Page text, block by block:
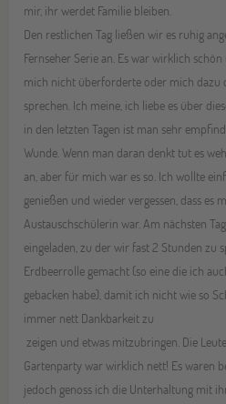
mir, ihr werdet Familie bleiben.
Den restlichen Tag ließen wir es ruhig
Fernseher Serie an. Es war wirklich
mich nicht überforderte oder mich dazu
sprechen. Ich meine, ich liebe es über
in den letzten Tagen ist man sehr
Wunde. Wenn man daran denkt tut es
an, aber für mich war es so. Ich wollte
genießen und wieder vergessen, dass es
Austauschschülerin war. Am nächsten
eingeladen, zu der wir fast 2 Stunden zu
Erdbeerrolle gemacht (so eine die ich
gebacken habe), damit ich nicht wie so
immer nett Dankbarkeit zu
zeigen und etwas mitzubringen. Die
Gartenparty war wirklich nett! Es waren
jedoch genoss ich die Unterhaltung mit